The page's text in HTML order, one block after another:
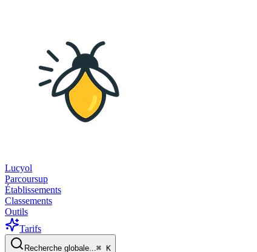
Lucyol
Parcoursup
Établissements
Classements
Outils
Tarifs
Recherche globale...⌘ K